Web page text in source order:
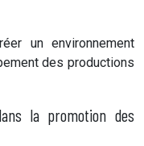
un environnement
des productions
la promotion des